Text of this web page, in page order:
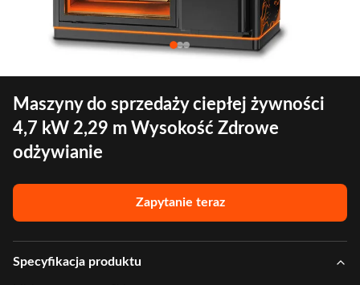
Maszyny do sprzedaży ciepłej żywności
4,7 kW 2,29 m Wysokość Zdrowe
odżywianie
Zapytanie teraz
Specyfikacja produktu